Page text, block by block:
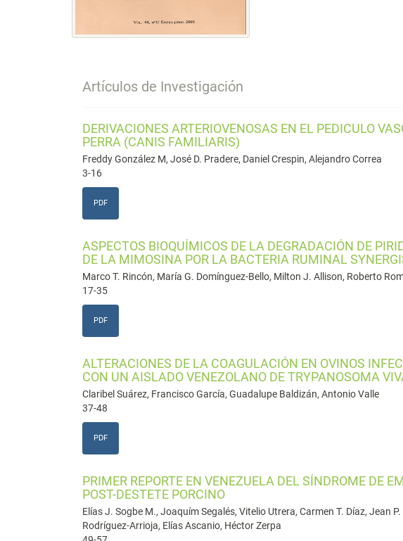
Artículos de Investigación
DERIVACIONES ARTERIOVENOSAS EN EL PEDICULO
PERRA (CANIS FAMILIARIS)
Freddy González M, José D. Pradere, Daniel Crespin, Alejandro Correa
3-16
PDF
ASPECTOS BIOQUÍMICOS DE LA DEGRADACIÓN DE
DE LA MIMOSINA POR LA BACTERIA RUMINAL
Marco T. Rincón, María G. Domínguez-Bello, Milton J. Allison, Roberto
17-35
PDF
ALTERACIONES DE LA COAGULACIÓN EN OVINOS
CON UN AISLADO VENEZOLANO DE TRYPANOSOMA
Claribel Suárez, Francisco García, Guadalupe Baldizán, Antonio Valle
37-48
PDF
PRIMER REPORTE EN VENEZUELA DEL SÍNDROME DE
POST-DESTETE PORCINO
Elías J. Sogbe M., Joaquím Segalés, Vitelio Utrera, Carmen T. Díaz, Jean
Rodríguez-Arrioja, Elías Ascanio, Héctor Zerpa